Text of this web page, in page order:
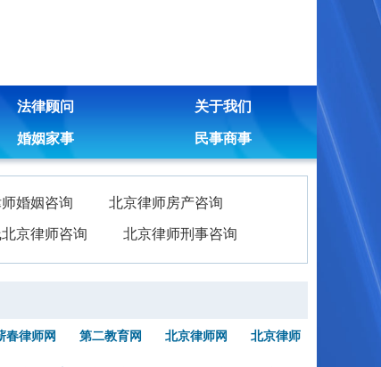
法律顾问 关于我们
婚姻家事 民事商事
婚姻咨询 北京律师房产咨询
京律师咨询 北京律师刑事咨询
春律师网 第二教育网 北京律师网 北京律师